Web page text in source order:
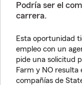
Podría ser el
carrera.
Esta oportunidad
empleo con un
pide una solicitud
Farm y NO resulta
compañías de